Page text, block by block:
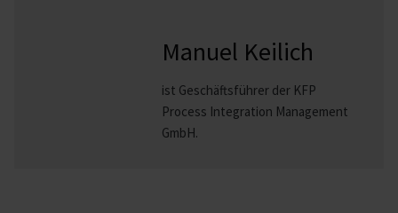
Manuel Keilich
ist Geschäftsführer der KFP
Process Integration Management
GmbH.